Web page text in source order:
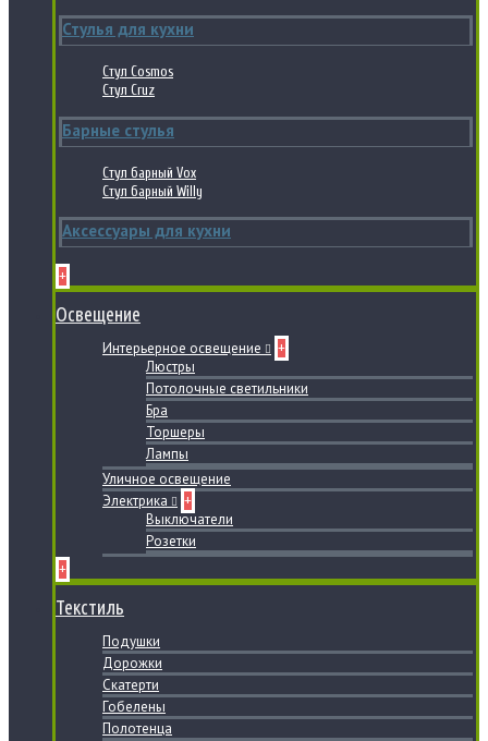
Стулья для кухни
Стул Cosmos
Стул Cruz
Барные стулья
Стул барный Vox
Стул барный Willy
Аксессуары для кухни
+
Освещение
Интерьерное освещение
+
Люстры
Потолочные светильники
Бра
Торшеры
Лампы
Уличное освещение
Электрика
+
Выключатели
Розетки
+
Текстиль
Подушки
Дорожки
Скатерти
Гобелены
Полотенца